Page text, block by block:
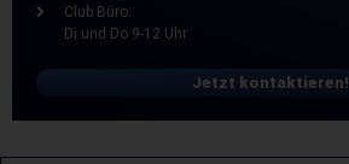
Club Büro:
Di und Do 9-12 Uhr
Jetzt kontaktieren!